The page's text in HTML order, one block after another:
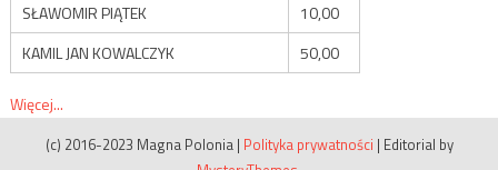
SŁAWOMIR PIĄTEK
10,00
KAMIL JAN KOWALCZYK
50,00
Więcej...
(c) 2016-2023 Magna Polonia | Polityka prywatności | Editorial by